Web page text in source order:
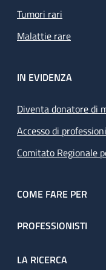
Tumori rari
Malattie rare
IN EVIDENZA
Diventa donatore di
Accesso di
Comitato Regionale
COME FARE PER
PROFESSIONISTI
LA RICERCA